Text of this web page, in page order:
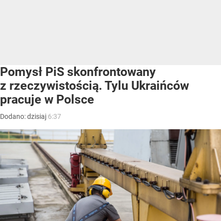
Pomysł PiS skonfrontowany
z rzeczywistością. Tylu Ukraińców
pracuje w Polsce
Dodano:dzisiaj 6:37